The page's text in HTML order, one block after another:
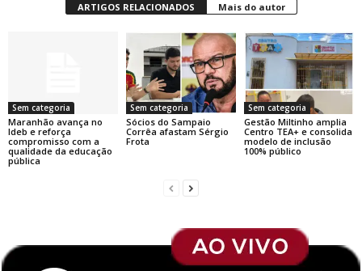
ARTIGOS RELACIONADOS Mais do autor
Sem categoria
Maranhão avança no
Ideb e reforça
compromisso com a
qualidade da educação
pública
Sem categoria
Sócios do Sampaio
Corrêa afastam Sérgio
Frota
Sem categoria
Gestão Miltinho amplia
Centro TEA+ e consolida
modelo de inclusão
100% público